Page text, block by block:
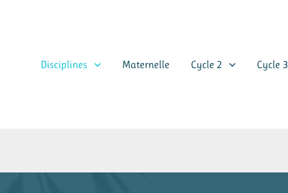
Disciplines Maternelle Cycle 2 Cycle 3